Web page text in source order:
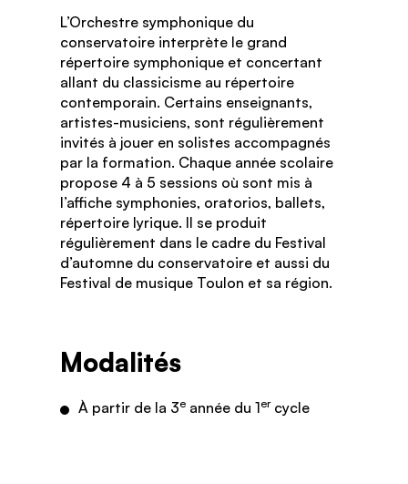
L’Orchestre symphonique du
conservatoire interprète le grand
répertoire symphonique et concertant
allant du classicisme au répertoire
contemporain. Certains enseignants,
artistes-musiciens, sont régulièrement
invités à jouer en solistes accompagnés
par la formation. Chaque année scolaire
propose 4 à 5 sessions où sont mis à
l’affiche symphonies, oratorios, ballets,
répertoire lyrique. Il se produit
régulièrement dans le cadre du Festival
d’automne du conservatoire et aussi du
Festival de musique Toulon et sa région.
Modalités
À partir de la 3e année du 1ercycle